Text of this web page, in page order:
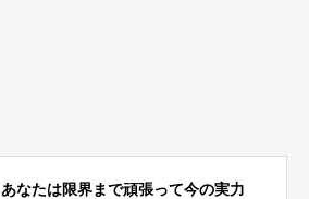
あなたは限界まで頑張って今の実力